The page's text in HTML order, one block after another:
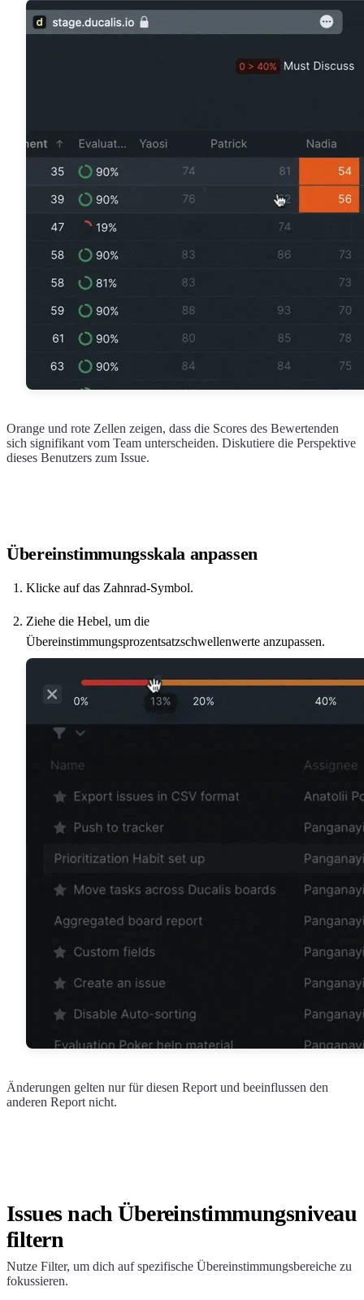
Orange und rote Zellen zeigen, dass die Scores des Bewertenden
sich signifikant vom Team unterscheiden. Diskutiere die Perspektive
dieses Benutzers zum Issue.
Übereinstimmungsskala anpassen
Klicke auf das Zahnrad-Symbol.
Ziehe die Hebel, um die
Übereinstimmungsprozentsatzschwellenwerte anzupassen.
Änderungen gelten nur für diesen Report und beeinflussen den
anderen Report nicht.
Issues nach Übereinstimmungsniveau
filtern
Nutze Filter, um dich auf spezifische Übereinstimmungsbereiche zu
fokussieren.